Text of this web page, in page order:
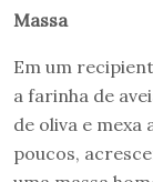
Massa
Em um
a farinha de
de oliva e
poucos,